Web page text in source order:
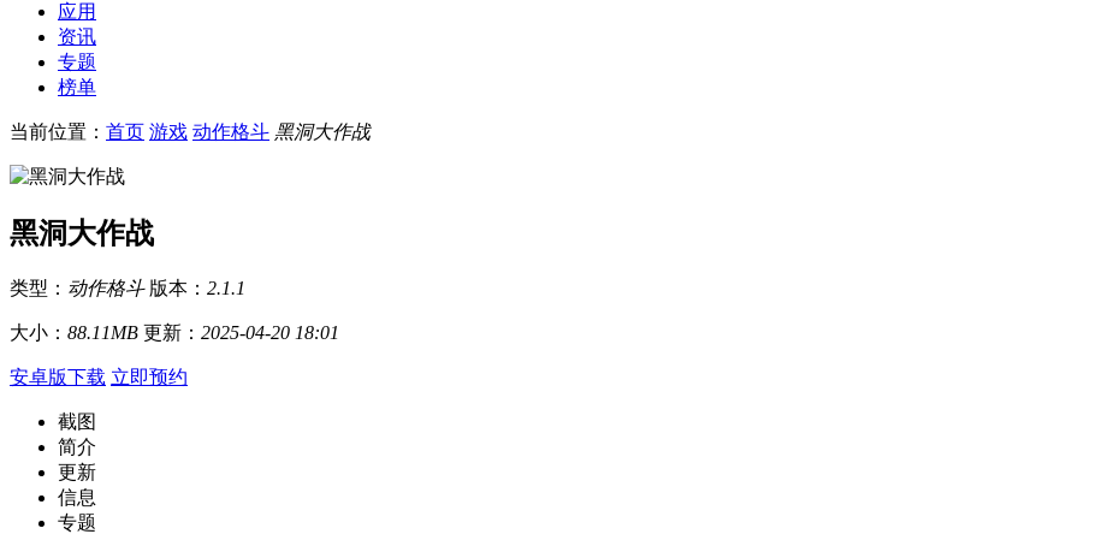
应用
资讯
专题
榜单
当前位置： 首页 游戏 动作格斗 黑洞大作战
黑洞大作战
类型： 动作格斗 版本： 2.1.1
大小： 88.11MB 更新： 2025-04-20 18:01
安卓版下载 立即预约
截图
简介
更新
信息
专题